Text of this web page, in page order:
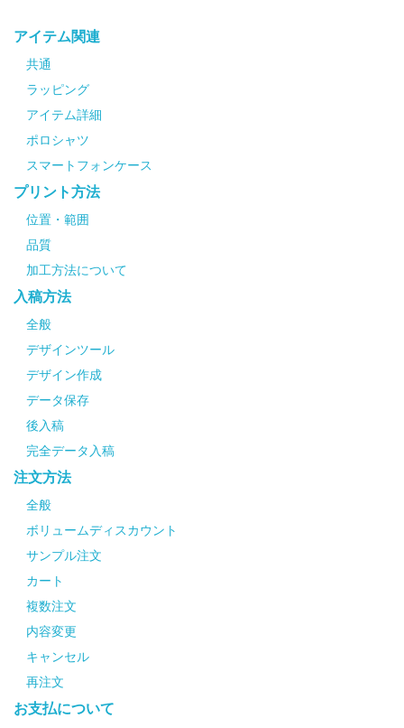
アイテム関連
共通
ラッピング
アイテム詳細
ポロシャツ
スマートフォンケース
プリント方法
位置・範囲
品質
加工方法について
入稿方法
全般
デザインツール
デザイン作成
データ保存
後入稿
完全データ入稿
注文方法
全般
ボリュームディスカウント
サンプル注文
カート
複数注文
内容変更
キャンセル
再注文
お支払について